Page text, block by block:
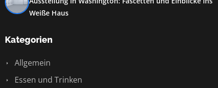
Weiße Haus
Kategorien
Allgemein
Essen und Trinken